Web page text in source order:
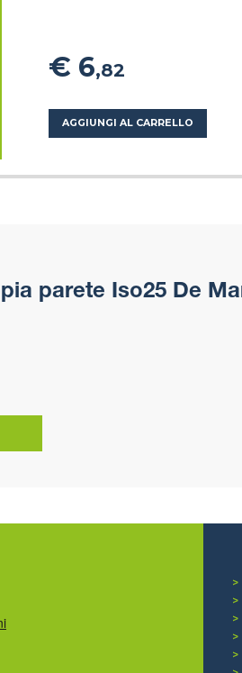
€ 6,82
AGGIUNGI AL CARRELLO
parete Iso25 De
>
>
>
>
>